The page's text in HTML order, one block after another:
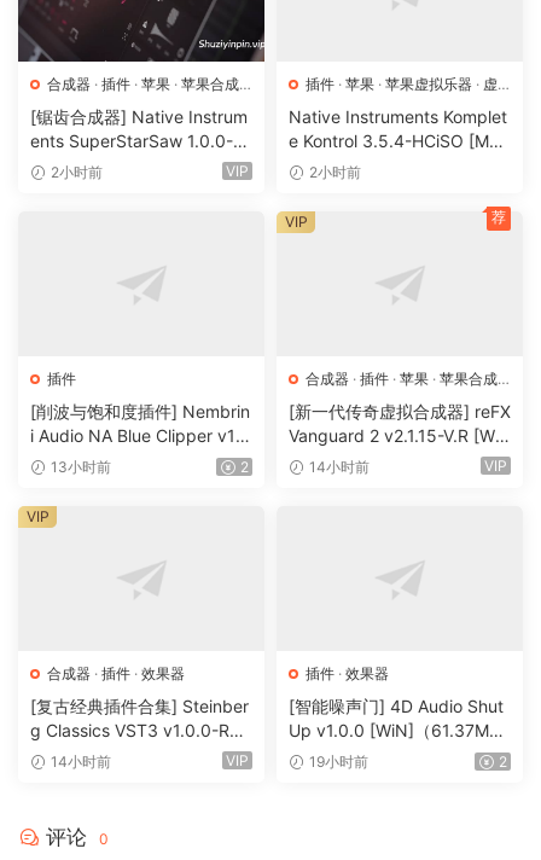
合成器 · 插件 · 苹果 · 苹果合成
器
[锯齿合成器] Native Instrum
ents SuperStarSaw 1.0.0-H
CiSO [MacOSX]（182.43M
2小时前 VIP
插件 · 苹果 · 苹果虚拟乐器 · 虚
拟乐器
Native Instruments Komplet
e Kontrol 3.5.4-HCiSO [Mac
OSX]（ 823.17MB）
2小时前
插件
[削波与饱和度插件] Nembrin
i Audio NA Blue Clipper v1.
0.1 Incl Keygen-R2R [WiN]
13小时前 2
合成器 · 插件 · 苹果 · 苹果合成
器
[新一代传奇虚拟合成器] reFX
Vanguard 2 v2.1.15-V.R [Wi
N, MacOSX]（184MB+240
14小时前 VIP
VIP 荐
合成器 · 插件 · 效果器
[复古经典插件合集] Steinber
g Classics VST3 v1.0.0-R2R
[WiN]（27.9MB）
14小时前 VIP
VIP
插件 · 效果器
[智能噪声门] 4D Audio Shut
Up v1.0.0 [WiN]（61.37M
B）19小时前 2
评论 0